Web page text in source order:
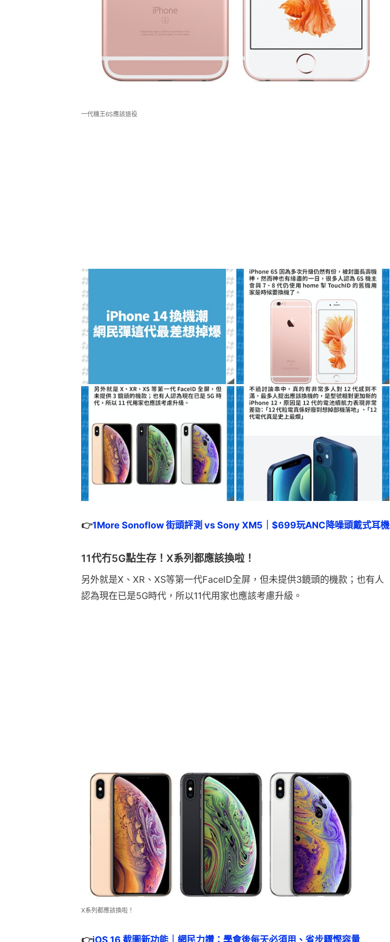
一代機王6S應該退役
👉1More Sonoflow 街頭評測 vs Sony XM5｜$699玩ANC降噪頭戴式耳機
11代冇5G點生存！X系列都應該換啦！
另外就是X、XR、XS等第一代FaceID全屏，但未提供3鏡頭的機款；也有人
認為現在已是5G時代，所以11代用家也應該考慮升級。
X系列都應該換啦！